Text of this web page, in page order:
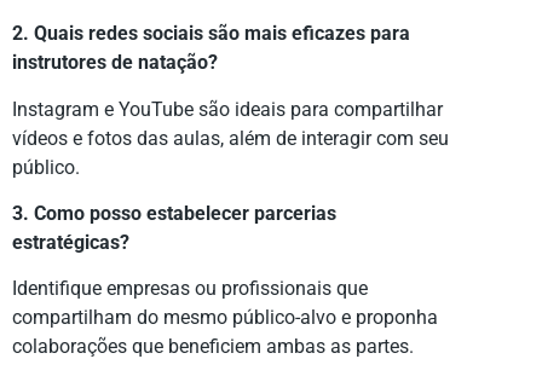
2. Quais redes sociais são mais eficazes para
instrutores de natação?
Instagram e YouTube são ideais para compartilhar
vídeos e fotos das aulas, além de interagir com seu
público.
3. Como posso estabelecer parcerias
estratégicas?
Identifique empresas ou profissionais que
compartilham do mesmo público-alvo e proponha
colaborações que beneficiem ambas as partes.